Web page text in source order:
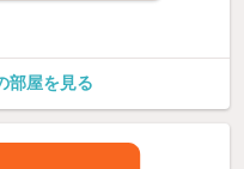
部屋を見る